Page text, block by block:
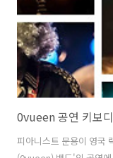
0vueen 공연 키보
피아니스트 문용이 영국